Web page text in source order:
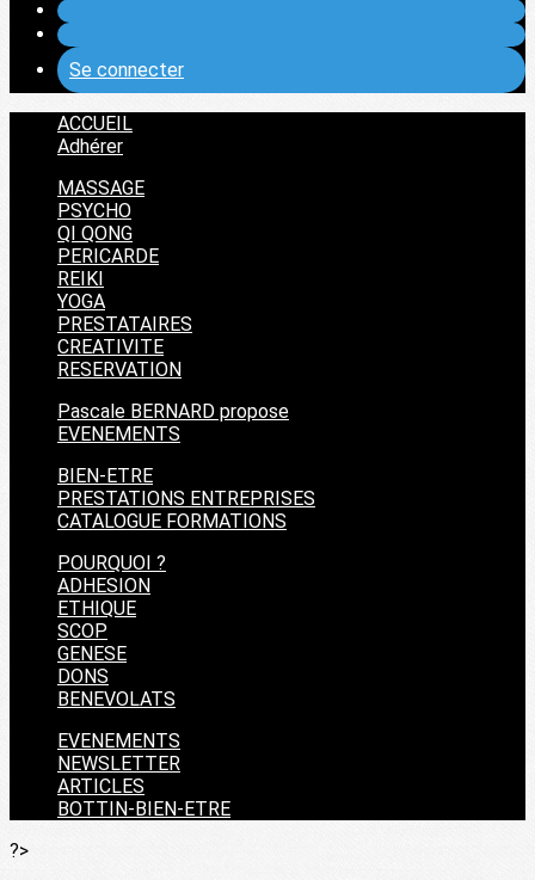
Se connecter
ACCUEIL
Adhérer
MASSAGE
PSYCHO
QI QONG
PERICARDE
REIKI
YOGA
PRESTATAIRES
CREATIVITE
RESERVATION
Pascale BERNARD propose
EVENEMENTS
BIEN-ETRE
PRESTATIONS ENTREPRISES
CATALOGUE FORMATIONS
POURQUOI ?
ADHESION
ETHIQUE
SCOP
GENESE
DONS
BENEVOLATS
EVENEMENTS
NEWSLETTER
ARTICLES
BOTTIN-BIEN-ETRE
?>